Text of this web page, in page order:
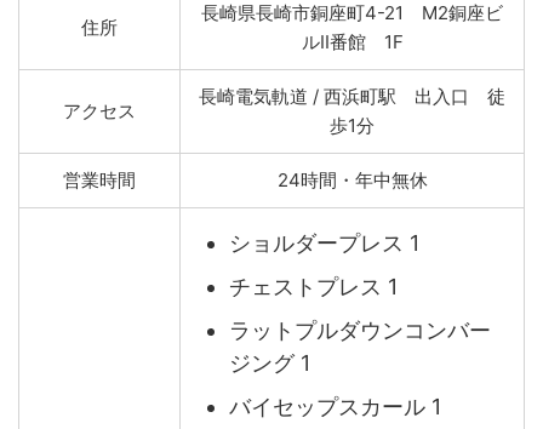
住所
長崎県長崎市銅座町4-21 M2銅座ビ
ルII番館 1F
アクセス
長崎電気軌道 / 西浜町駅 出入口 徒
歩1分
営業時間 24時間・年中無休
ショルダープレス 1
チェストプレス 1
ラットプルダウンコンバー
ジング 1
バイセップスカール 1